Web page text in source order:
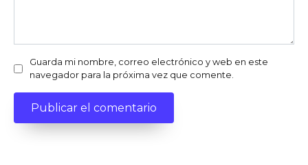
Guarda mi nombre, correo electrónico y web en este
navegador para la próxima vez que comente.